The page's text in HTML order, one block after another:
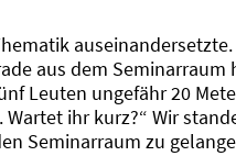
aus dem Seminarraum
Leuten ungefähr 20
ihr kurz?“ Wir
Seminarraum zu